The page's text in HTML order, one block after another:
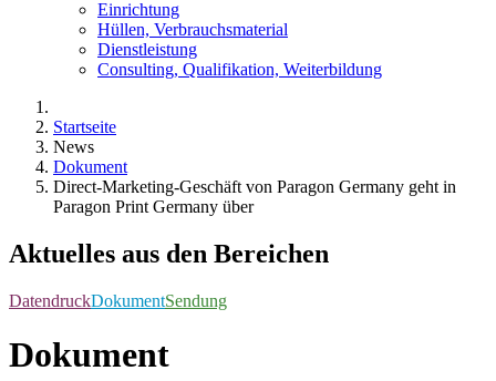
Einrichtung
Hüllen, Verbrauchsmaterial
Dienstleistung
Consulting, Qualifikation, Weiterbildung
Startseite
News
Dokument
Direct-Marketing-Geschäft von Paragon Germany geht in
Paragon Print Germany über
Aktuelles aus den Bereichen
DatendruckDokumentSendung
Dokument